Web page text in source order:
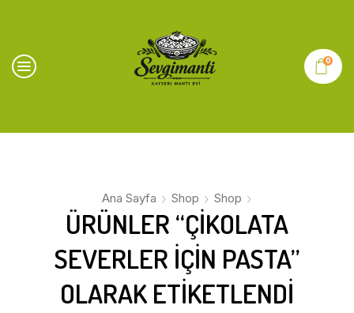
0
Ana Sayfa Shop Shop
ÜRÜNLER “ÇIKOLATA
SEVERLER IÇIN PASTA”
OLARAK ETIKETLENDI